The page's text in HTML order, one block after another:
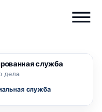
служба
дела